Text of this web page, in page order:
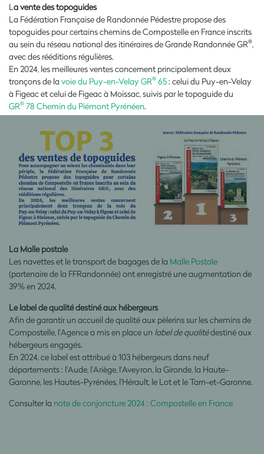
La vente des topoguides
La Fédération Française de Randonnée Pédestre propose des
topoguides pour certains chemins de Compostelle en France inscrits
au sein du réseau national des itinéraires de Grande Randonnée GR®,
avec des rééditions régulières.
En 2024, les meilleures ventes concernent principalement deux
tronçons de la voie du Puy-en-Velay GR® 65: celui du Puy-en-Velay
à Figeac et celui de Figeac à Moissac, suivis par le topoguide du
GR® 78 Chemin du Piémont Pyrénéen.
La Malle postale
Les navettes et le transport de bagages de la Malle Postale
(partenaire de la FFRandonnée) ont enregistré une augmentation de
39% en 2024.
Le label de qualité destiné aux hébergeurs
Afin de garantir un accueil de qualité aux pèlerins sur les chemins de
Compostelle, l'Agence a mis en place un label de qualitédestiné aux
hébergeurs engagés.
En 2024, ce label est attribué à 103 hébergeurs dans neuf
départements : l'Aude, l'Ariège, l'Aveyron, la Gironde, la Haute-
Garonne, les Hautes-Pyrénées, l'Hérault, le Lot et le Tarn-et-Garonne.
Consulter la note de conjoncture 2024 : Compostelle en France